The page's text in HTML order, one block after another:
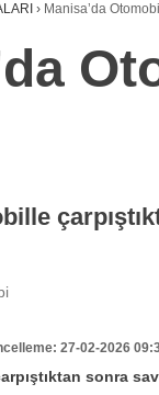
› Manisa’da
27-02-2026